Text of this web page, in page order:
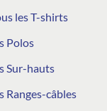
les T-shirts
Polos
Sur-hauts
Ranges-câbles